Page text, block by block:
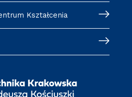
Kształcenia